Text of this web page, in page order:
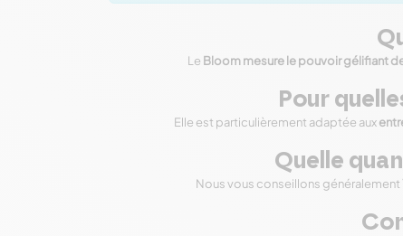
Le Bloom mesure le pouvoir gélifiant
Pour
Elle est particulièrement adaptée aux
Quelle
Nous vous conseillons généralement